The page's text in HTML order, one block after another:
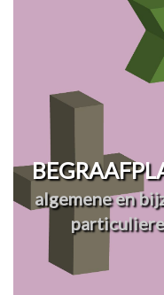
algemene en